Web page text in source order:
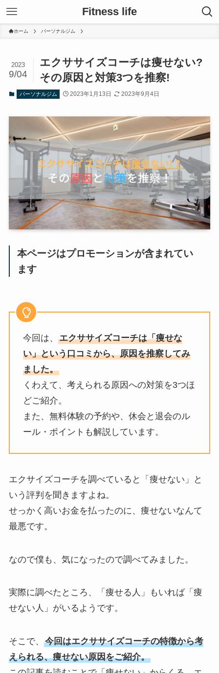
Fitness life
ホーム パーソナルジム
エクササイズコーチは痩せない?
その原因と対策3つを推察!
2023
9/04
パーソナルジム 2023年1月13日 2023年9月4日
本ページはプロモーションが含まれてい
ます
今回は、 エクササイズコーチは「痩せな
い」という口コミから、原因を推察してみ
ました。
くわえて、考えられる原因への対策を3つほ
どご紹介。
また、無料体験の予約や、休会と退会のル
ール・ポイントも解説しています。
エクサイズコーチを調べていると「痩せない」と
いう評判を聞きますよね。
せっかく高いお金を払ったのに、痩せないなんて
最悪です。
なので僕も、気になったので調べてみました。
実際に調べたところ、「痩せる人」もいれば「痩
せない人」がいるようです。
そこで、 今回はエクササイズコーチの特徴から考
えられる、痩せない原因をご紹介。